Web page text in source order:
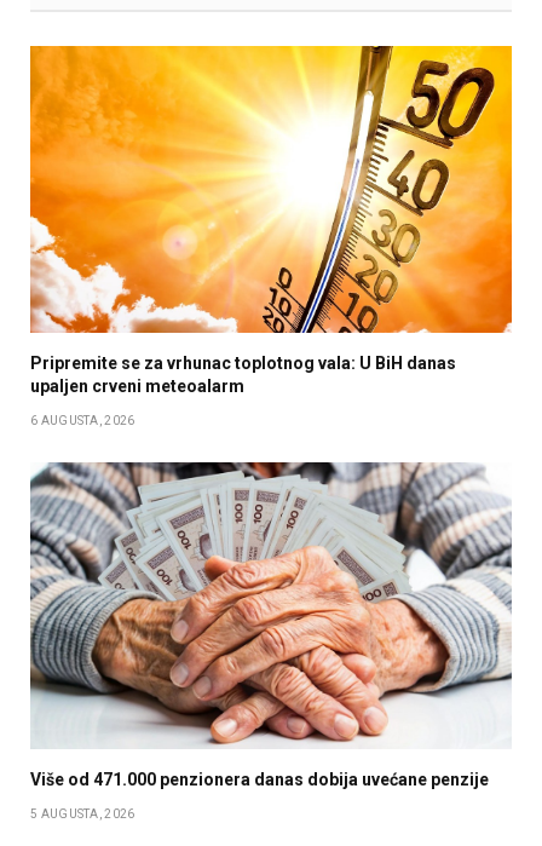
Pripremite se za vrhunac toplotnog vala: U BiH danas
upaljen crveni meteoalarm
6 AUGUSTA, 2026
Više od 471.000 penzionera danas dobija uvećane penzije
5 AUGUSTA, 2026